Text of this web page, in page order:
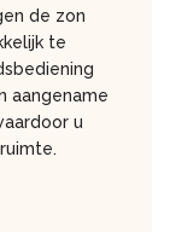
de zon
te
aangename
u